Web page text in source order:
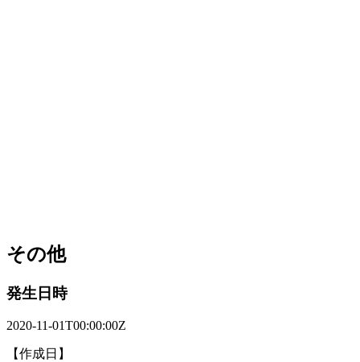
その他
発生日時
2020-11-01T00:00:00Z
【作成日】